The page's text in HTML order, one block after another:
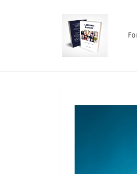
produktoplysninger